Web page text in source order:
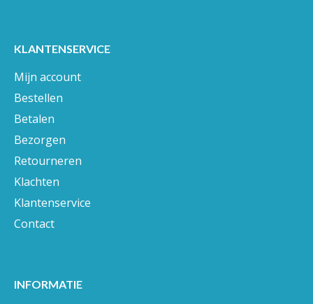
KLANTENSERVICE
Mijn account
Bestellen
Betalen
Bezorgen
Retourneren
Klachten
Klantenservice
Contact
INFORMATIE